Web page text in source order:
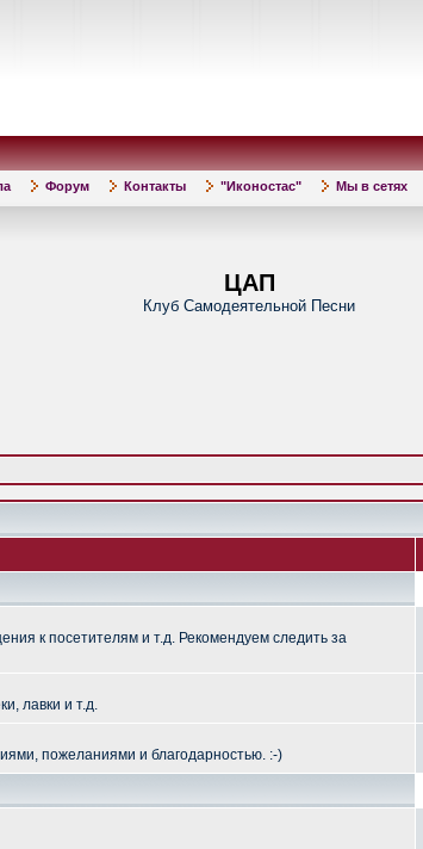
Форум Контакты "Иконостас" Мы в сетях
ЦАП
Клуб Самодеятельной Песни
к посетителям и т.д. Рекомендуем следить за
лавки и т.д.
пожеланиями и благодарностью. :-)